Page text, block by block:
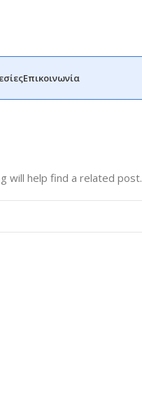
Επικοινωνία
will help find a related post.